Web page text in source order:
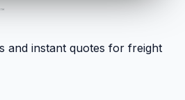
and instant quotes for freight